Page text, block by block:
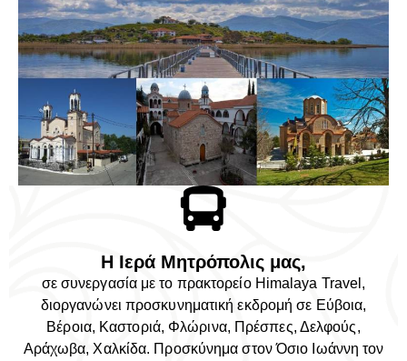
Η Ιερά Μητρόπολις μας,
σε συνεργασία με το πρακτορείο Himalaya Travel,
διοργανώνει προσκυνηματική εκδρομή σε Εύβοια,
Βέροια, Καστοριά, Φλώρινα, Πρέσπες, Δελφούς,
Αράχωβα, Χαλκίδα. Προσκύνημα στον Όσιο Ιωάννη τον